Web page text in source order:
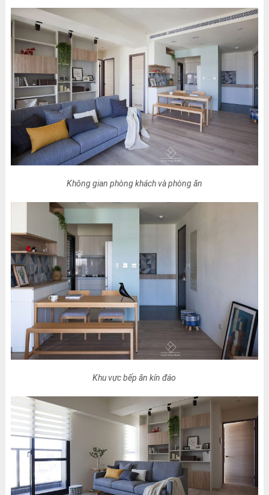
Không gian phòng khách và phòng ăn
Khu vực bếp ăn kín đáo